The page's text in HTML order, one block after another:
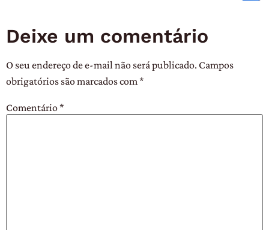
Deixe um comentário
O seu endereço de e-mail não será publicado. Campos
obrigatórios são marcados com *
Comentário*